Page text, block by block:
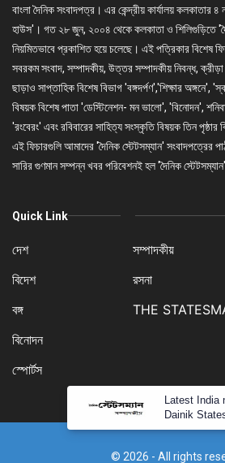
বাংলা দৈনিক সংবাদপত্র। এর কেন্দ্রীয় কার্যালয় কলকাতার
হাউস'। গত ২৮ জুন, ২০০৪ থেকে কলকাতা ও শিলিগুড়িতে
নিয়মিতভাবে প্রকাশিত হয়ে চলেছে। এই পত্রিকার বিশেষ
সবরকম সংবাদ, সম্পাদকীয়, উত্তর সম্পাদকীয় নিবন্ধ, ক্রীড়া
ছাড়াও সাপ্তাহিক বিশেষ বিভাগ 'বঙ্গদর্পণ','শিক্ষার অঙ্গনে',
বিষয়ক বিশেষ পাতা 'ডেস্টিনেশন- মন ভালো', 'বিনোদন',
'রংবেরং' এবং রবিবারের সাহিত্য সংস্কৃতি বিষয়ক তিন পৃষ্ঠার
এই ফিচারগুলি আমাদের 'দৈনিক স্টেটসম্যান' সংবাদপত্রের
সারির গুণমান সম্পন্ন খবর পরিবেশনই হল 'দৈনিক
Quick Link
দেশ
বিদেশ
বঙ্গ
বিনোদন
স্পোর্টস
সম্পাদকীয়
রসনা
THE
© 2026 - All rights
Latest India
Dainik